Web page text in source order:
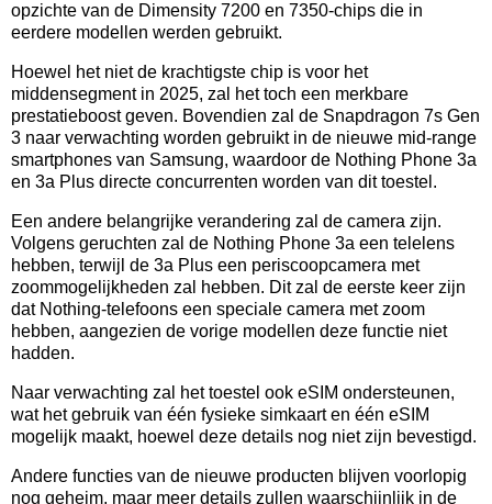
opzichte van de Dimensity 7200 en 7350-chips die in
eerdere modellen werden gebruikt.
Hoewel het niet de krachtigste chip is voor het
middensegment in 2025, zal het toch een merkbare
prestatieboost geven. Bovendien zal de Snapdragon 7s Gen
3 naar verwachting worden gebruikt in de nieuwe mid-range
smartphones van Samsung, waardoor de Nothing Phone 3a
en 3a Plus directe concurrenten worden van dit toestel.
Een andere belangrijke verandering zal de camera zijn.
Volgens geruchten zal de Nothing Phone 3a een telelens
hebben, terwijl de 3a Plus een periscoopcamera met
zoommogelijkheden zal hebben. Dit zal de eerste keer zijn
dat Nothing-telefoons een speciale camera met zoom
hebben, aangezien de vorige modellen deze functie niet
hadden.
Naar verwachting zal het toestel ook eSIM ondersteunen,
wat het gebruik van één fysieke simkaart en één eSIM
mogelijk maakt, hoewel deze details nog niet zijn bevestigd.
Andere functies van de nieuwe producten blijven voorlopig
nog geheim, maar meer details zullen waarschijnlijk in de